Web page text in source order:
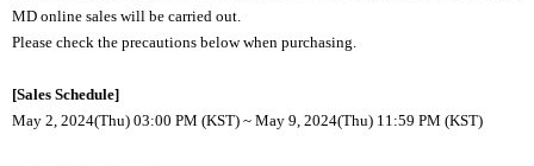
MD online sales will be carried out.
Please check the precautions below when purchasing.
[Sales Schedule]
May 2, 2024(Thu) 03:00 PM (KST) ~ May 9, 2024(Thu) 11:59 PM (KST)